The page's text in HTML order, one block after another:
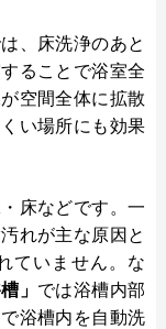
、床洗浄のあと
ることで浴室全
空間全体に拡散
い場所にも効果
床などです。一
れが主な原因と
ていません。な
」 では浴槽内部
浴槽内を自動洗